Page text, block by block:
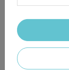
OPIS
SZCZEGÓŁOWE DANE